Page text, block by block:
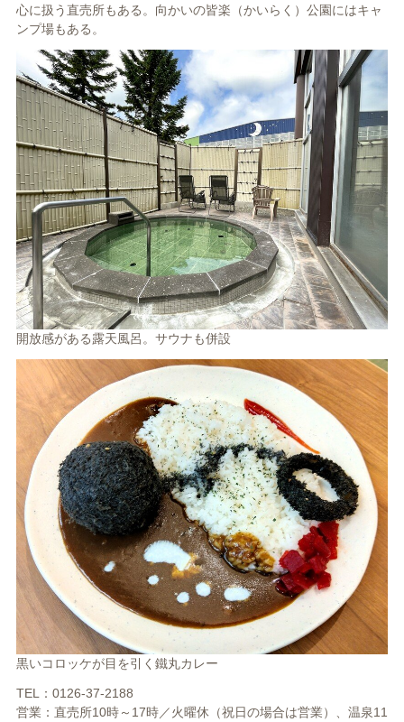
心に扱う直売所もある。向かいの皆楽（かいらく）公園にはキャ
ンプ場もある。
開放感がある露天風呂。サウナも併設
黒いコロッケが目を引く鐵丸カレー
TEL：0126-37-2188
営業：直売所10時～17時／火曜休（祝日の場合は営業）、温泉11